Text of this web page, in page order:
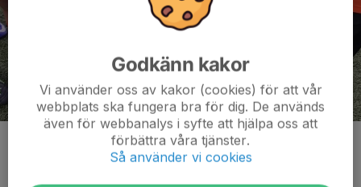
Godkänn kakor
Vi använder oss av kakor (cookies) för att vår
webbplats ska fungera bra för dig. De används
även för webbanalys i syfte att hjälpa oss att
förbättra våra tjänster.
Så använder vi cookies